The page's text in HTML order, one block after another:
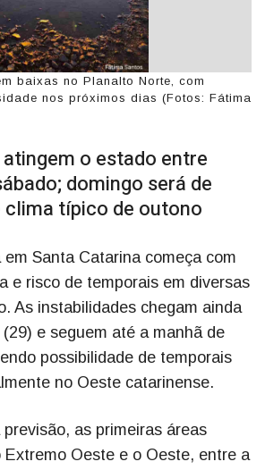
baixas no Planalto Norte, com
nos próximos dias (Fotos: Fátima
o estado entre
domingo será de
típico de outono
Santa Catarina começa com
e risco de temporais em diversas
As instabilidades chegam ainda
e seguem até a manhã de
possibilidade de temporais
no Oeste catarinense.
as primeiras áreas
Extremo Oeste e o Oeste, entre a